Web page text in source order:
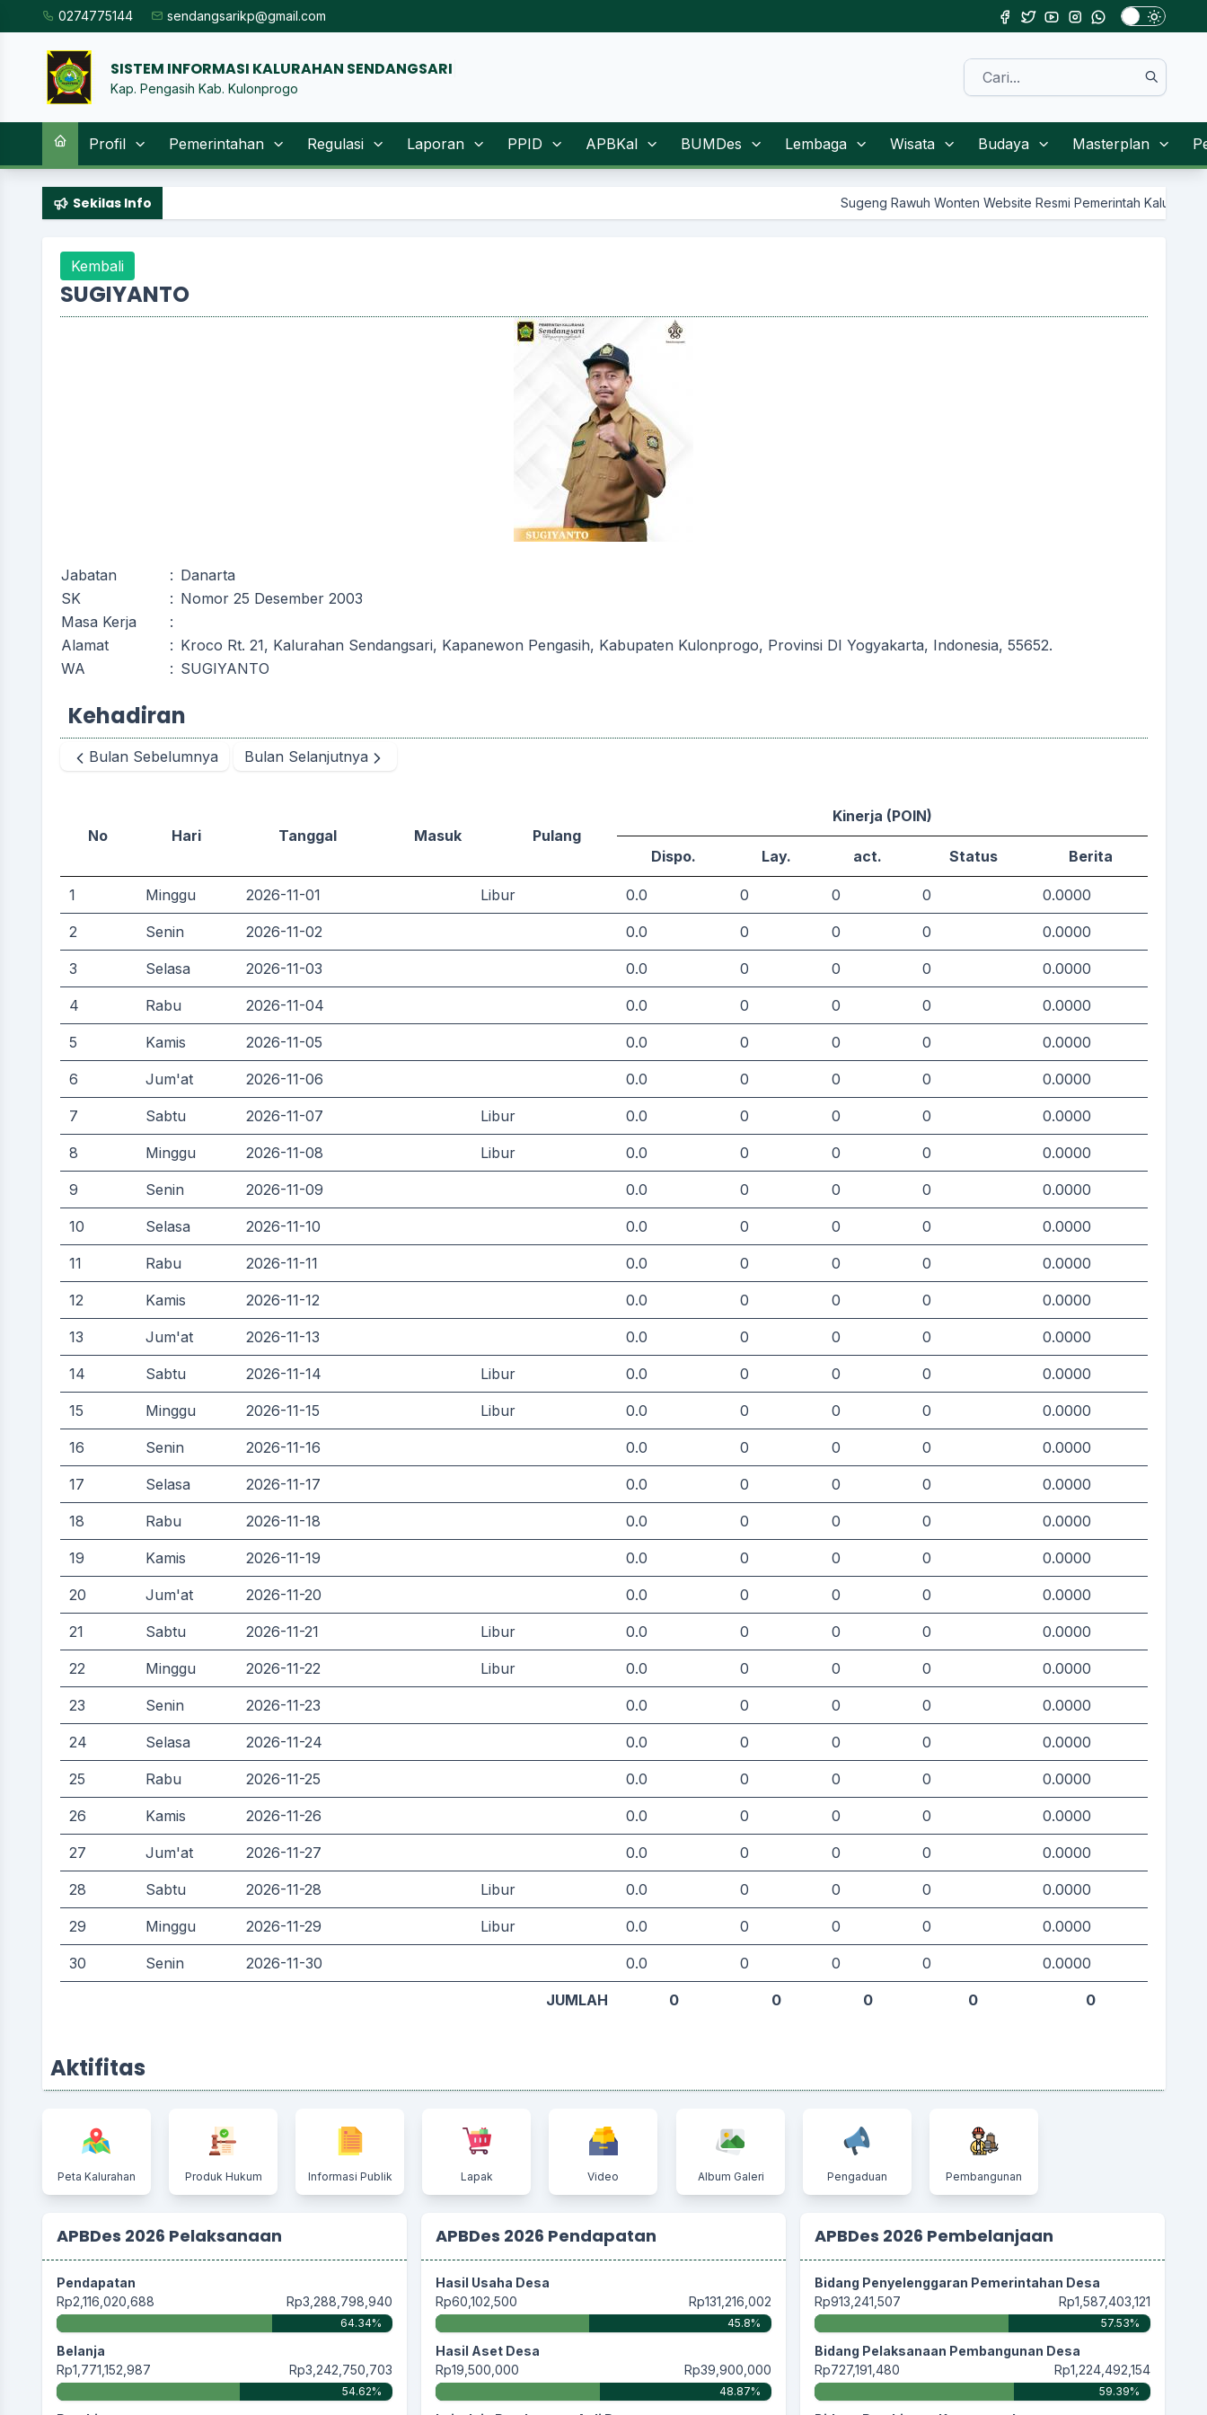
0274775144 sendangsarikp@gmail.com
SISTEM INFORMASI KALURAHAN SE|
Kap. Pengasih Kab. Kulonprogo
Profil Pemerintahan Regulasi Laporan PPID APBKal BUMDes Lembaga Wisata Budaya Masterplan
Sekilas Info Sugeng Rawuh Wonten Website Resmi Pemerintah Kalurahan
Kembali
SUGIYANTO
Jabatan : Danarta
SK
: Nomor 25 Desember 2003
Masa Kerja
:
Alamat
: Kroco Rt. 21, Kalurahan Sendangsari, Kapanewon Pengasih, Kabupaten Kulonprogo, Provinsi DI Yogyakarta, Indonesia, 55652.
WA
: SUGIYANTO
Kehadiran
Bulan Sebelumnya Bulan Selanjutnya
No Hari Tanggal Masuk Pulang
Kinerja (POIN)
Dispo. Lay. act. Status Berita
1 Minggu 2026-11-01 Libur 0.0 0 0 0 0.0000
2 Senin 2026-11-02 0.0 0 0 0 0.0000
3 Selasa 2026-11-03 0.0 0 0 0 0.0000
4 Rabu 2026-11-04 0.0 0 0 0 0.0000
5 Kamis 2026-11-05 0.0 0 0 0 0.0000
6 Jum'at 2026-11-06 0.0 0 0 0 0.0000
7 Sabtu 2026-11-07 Libur 0.0 0 0 0 0.0000
8 Minggu 2026-11-08 Libur 0.0 0 0 0 0.0000
9 Senin 2026-11-09 0.0 0 0 0 0.0000
10 Selasa 2026-11-10 0.0 0 0 0 0.0000
11 Rabu 2026-11-11 0.0 0 0 0 0.0000
12 Kamis 2026-11-12 0.0 0 0 0 0.0000
13 Jum'at 2026-11-13 0.0 0 0 0 0.0000
14 Sabtu 2026-11-14 Libur 0.0 0 0 0 0.0000
15 Minggu 2026-11-15 Libur 0.0 0 0 0 0.0000
16 Senin 2026-11-16 0.0 0 0 0 0.0000
17 Selasa 2026-11-17 0.0 0 0 0 0.0000
18 Rabu 2026-11-18 0.0 0 0 0 0.0000
19 Kamis 2026-11-19 0.0 0 0 0 0.0000
20 Jum'at 2026-11-20 0.0 0 0 0 0.0000
21 Sabtu 2026-11-21 Libur 0.0 0 0 0 0.0000
22 Minggu 2026-11-22 Libur 0.0 0 0 0 0.0000
23 Senin 2026-11-23 0.0 0 0 0 0.0000
24 Selasa 2026-11-24 0.0 0 0 0 0.0000
25 Rabu 2026-11-25 0.0 0 0 0 0.0000
26 Kamis 2026-11-26 0.0 0 0 0 0.0000
27 Jum'at 2026-11-27 0.0 0 0 0 0.0000
28 Sabtu 2026-11-28 Libur 0.0 0 0 0 0.0000
29 Minggu 2026-11-29 Libur 0.0 0 0 0 0.0000
30 Senin 2026-11-30 0.0 0 0 0 0.0000
JUMLAH 0 0 0 0 0
Aktifitas
Peta Kalurahan Produk Hukum Informasi Publik Lapak Video Album Galeri Pengaduan Pembangunan
APBDes 2026 Pelaksanaan
Pendapatan
Rp2,116,020,688
Rp3,288,798,940
64.34%
Belanja
Rp1,771,152,987
Rp3,242,750,703
54.62%
APBDes 2026 Pendapatan
Hasil Usaha Desa
Rp60,102,500
Rp131,216,002
45.8%
Hasil Aset Desa
Rp19,500,000
Rp39,900,000
48.87%
APBDes 2026 Pembelanjaan
Bidang Penyelenggaran Pemerintahan Desa
Rp913,241,507
Rp1,587,403,121
57.53%
Bidang Pelaksanaan Pembangunan Desa
Rp727,191,480
Rp1,224,492,154
59.39%